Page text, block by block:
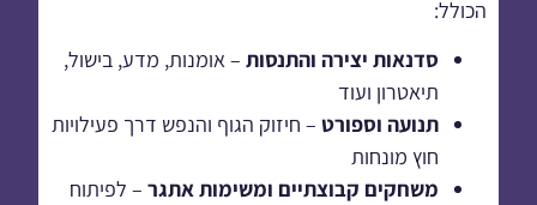
הכולל:
סדנאות יצירה והתנסות – אומנות, מדע, בישול,
תיאטרון ועוד
תנועה וספורט – חיזוק הגוף והנפש דרך פעילויות
חוץ מונחות
משחקים קבוצתיים ומשימות אתגר – לפיתוח